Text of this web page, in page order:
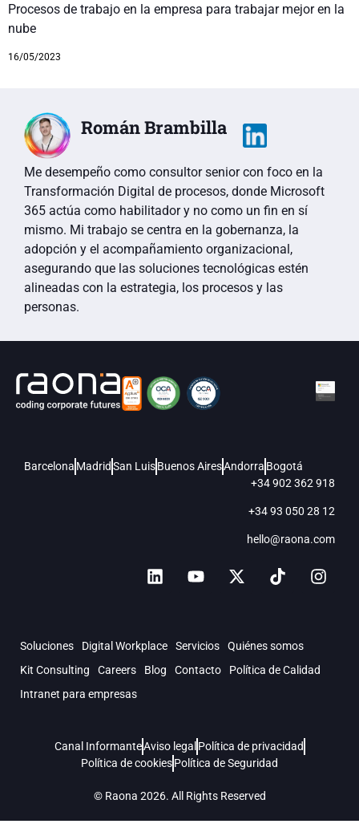
Procesos de trabajo en la empresa para trabajar mejor en la
nube
16/05/2023
Román Brambilla
Me desempeño como consultor senior con foco en la
Transformación Digital de procesos, donde Microsoft
365 actúa como habilitador y no como un fin en sí
mismo. Mi trabajo se centra en la gobernanza, la
adopción y el acompañamiento organizacional,
asegurando que las soluciones tecnológicas estén
alineadas con la estrategia, los procesos y las
personas.
Barcelona MadridSan LuisBuenos AiresAndorra Bogotá
+34 902 362 918
+34 93 050 28 12
hello@raona.com
Soluciones Digital Workplace Servicios
Quiénes somos
Kit Consulting
Careers Blog Contacto
Política de Calidad
Intranet para empresas
© Raona 2026. All Rights Reserved
Canal InformanteAviso legal Política de privacidad
Política de cookiesPolítica de Seguridad